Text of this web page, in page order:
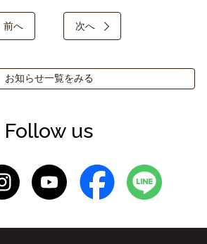
前へ 次へ
お知らせ一覧をみる
Follow us